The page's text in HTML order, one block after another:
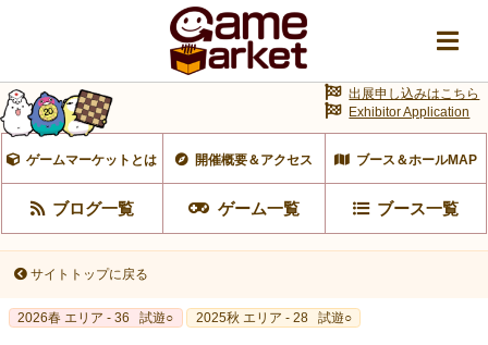
ゲームマーケットとは 開催概要＆アクセス ブース＆ホールMAP
ブログ一覧 ゲーム一覧 ブース一覧
出展申し込みはこちら
Exhibitor Application
サイトトップに戻る
2026春 エリア - 36 試遊○ 2025秋 エリア - 28 試遊○